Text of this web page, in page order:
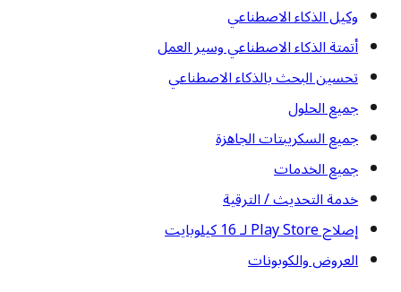
وكيل الذكاء الاصطناعي
أتمتة الذكاء الاصطناعي وسير العمل
تحسين البحث بالذكاء الاصطناعي
جميع الحلول
جميع السكريبتات الجاهزة
جميع الخدمات
خدمة التحديث / الترقية
إصلاح Play Store لـ 16 كيلوبايت
العروض والكوبونات